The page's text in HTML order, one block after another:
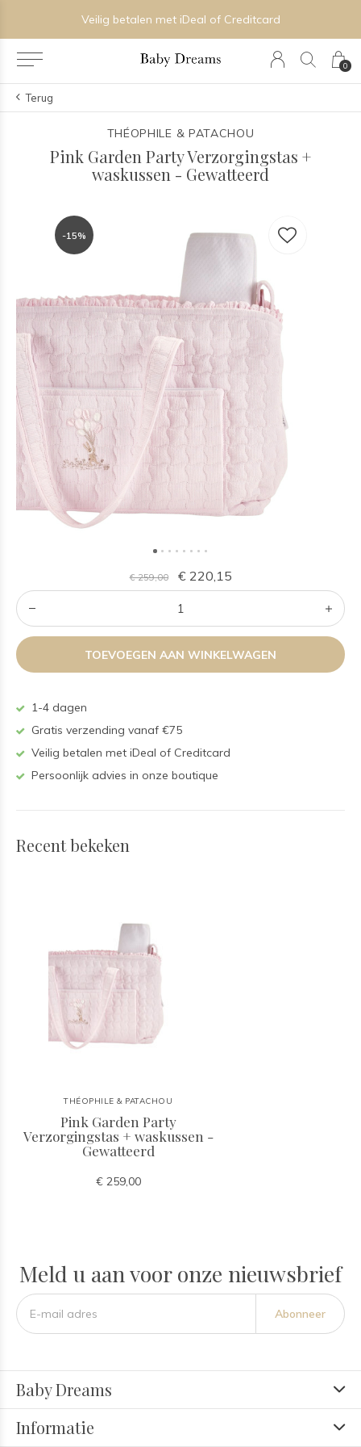
0
Veilig betalen met iDeal of Creditcard
Terug
THÉOPHILE & PATACHOU
Pink Garden Party Verzorgingstas +
waskussen - Gewatteerd
-15%
€ 259,00 € 220,15
TOEVOEGEN AAN WINKELWAGEN
1-4 dagen
Gratis verzending vanaf €75
Veilig betalen met iDeal of Creditcard
Persoonlijk advies in onze boutique
Recent bekeken
THÉOPHILE & PATACHOU
Pink Garden Party
Verzorgingstas + waskussen -
Gewatteerd
€ 259,00
Meld u aan voor onze nieuwsbrief
Abonneer
Baby Dreams
Informatie